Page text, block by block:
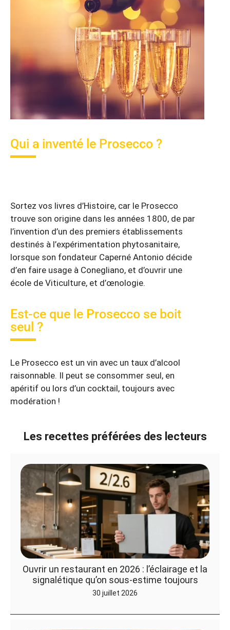
Qui a inventé le Prosecco ?
Sortez vos livres d’Histoire, car le Prosecco
trouve son origine dans les années 1800, de par
l’invention d’un des premiers établissements
destinés à l’expérimentation phytosanitaire,
lorsque son fondateur Caperné Antonio décide
d’en faire usage à Conegliano, et d’ouvrir une
école de Viticulture, et d’œnologie.
Est-ce que le Prosecco se boit
seul ?
Le Prosecco est un vin avec un taux d’alcool
raisonnable. Il peut se consommer seul, en
apéritif ou lors d’un cocktail, toujours avec
modération !
Les recettes préférées des lecteurs
Ouvrir un restaurant en 2026 : l’éclairage et la
signalétique qu’on sous-estime toujours
30 juillet 2026